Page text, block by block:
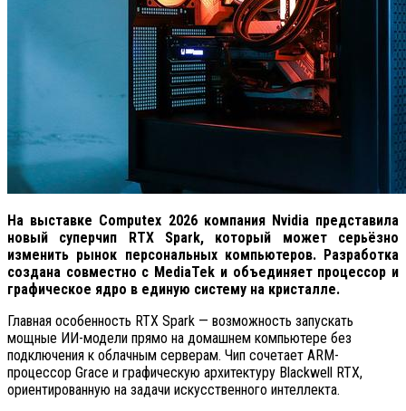
На выставке Computex 2026 компания Nvidia представила
новый суперчип RTX Spark, который может серьёзно
изменить рынок персональных компьютеров. Разработка
создана совместно с MediaTek и объединяет процессор и
графическое ядро в единую систему на кристалле.
Главная особенность RTX Spark — возможность запускать
мощные ИИ-модели прямо на домашнем компьютере без
подключения к облачным серверам. Чип сочетает ARM-
процессор Grace и графическую архитектуру Blackwell RTX,
ориентированную на задачи искусственного интеллекта.